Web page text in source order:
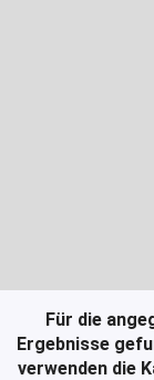
Für die
Ergebnisse
verwenden die